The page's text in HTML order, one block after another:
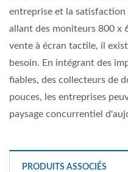
entreprise et la satisfaction
allant des moniteurs 800 x
vente à écran tactile, il
besoin. En intégrant des
fiables, des collecteurs de
pouces, les entreprises
paysage concurrentiel
PRODUITS ASSOCIÉS